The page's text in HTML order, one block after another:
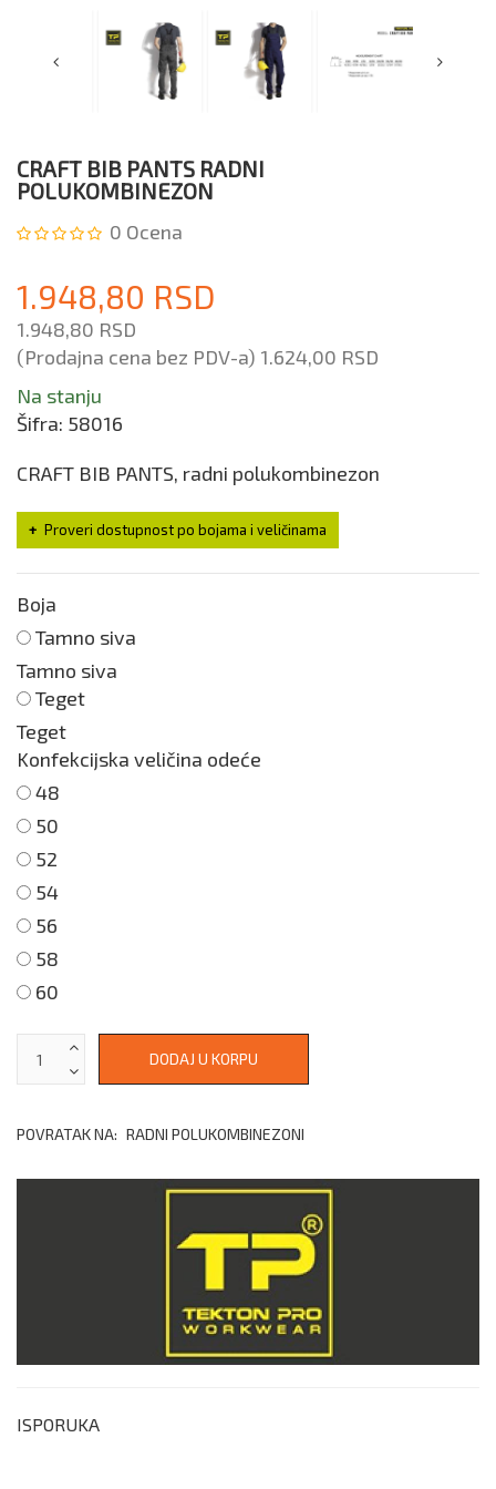
CRAFT BIB PANTS RADNI
POLUKOMBINEZON
0 Ocena
1.948,80 RSD
1.948,80 RSD
(Prodajna cena bez PDV-a) 1.624,00 RSD
Na stanju
Šifra: 58016
CRAFT BIB PANTS, radni polukombinezon
Proveri dostupnost po bojama i veličinama
Boja
Tamno siva
Tamno siva
Teget
Teget
Konfekcijska veličina odeće
48
50
52
54
56
58
60
POVRATAK NA: RADNI POLUKOMBINEZONI
ISPORUKA